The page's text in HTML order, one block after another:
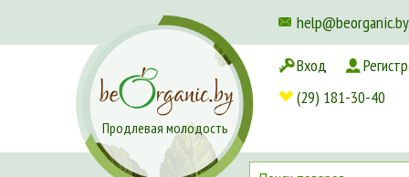
help@beorganic.by
Доставка и оплата
Продлевая молодость
Вход
(29) 181-30-40